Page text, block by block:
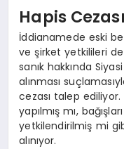
Hapis
İddianamede eski
ve şirket yetkilileri
sanık hakkında
alınması
cezası talep
yapılmış mı,
yetkilendirilmiş mi
alınıyor.